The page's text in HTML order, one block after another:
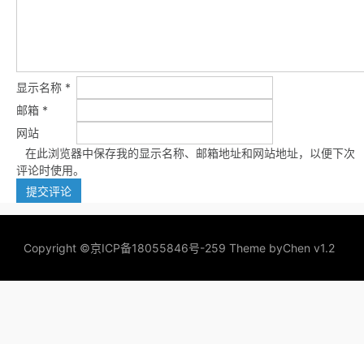
显示名称 *
邮箱 *
网站
在此浏览器中保存我的显示名称、邮箱地址和网站地址，以便下次
评论时使用。
Copyright ©京ICP备18055846号-259 Theme byChen v1.2